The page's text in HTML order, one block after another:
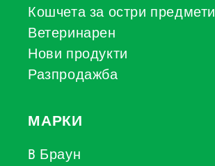
Кошчета за остри предмети
Ветеринарен
Нови продукти
Разпродажба
МАРКИ
B Браун